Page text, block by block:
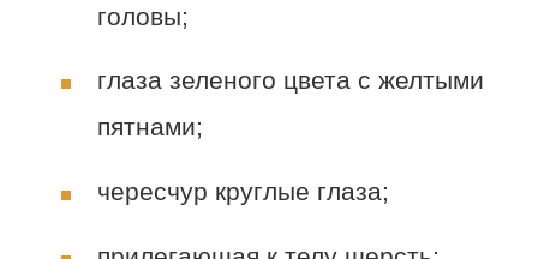
головы;
глаза зеленого цвета с желтыми
пятнами;
чересчур круглые глаза;